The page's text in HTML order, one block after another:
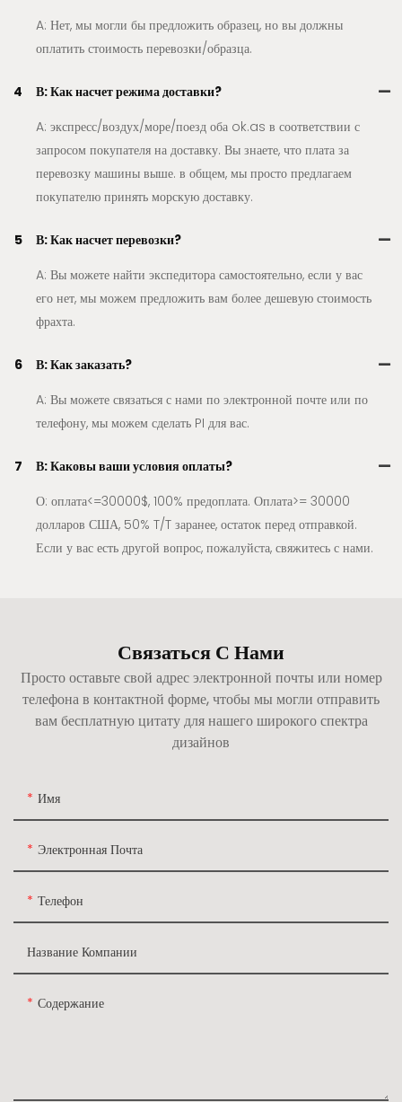
A: Нет, мы могли бы предложить образец, но вы должны
оплатить стоимость перевозки/образца.
4
В: Как насчет режима доставки?
A: экспресс/воздух/море/поезд оба ok.as в соответствии с
запросом покупателя на доставку. Вы знаете, что плата за
перевозку машины выше. в общем, мы просто предлагаем
покупателю принять морскую доставку.
5
В: Как насчет перевозки?
A: Вы можете найти экспедитора самостоятельно, если у вас
его нет, мы можем предложить вам более дешевую стоимость
фрахта.
6
В: Как заказать?
A: Вы можете связаться с нами по электронной почте или по
телефону, мы можем сделать PI для вас.
7
В: Каковы ваши условия оплаты?
О: оплата<=30000$, 100% предоплата. Оплата>= 30000
долларов США, 50% T/T заранее, остаток перед отправкой.
Если у вас есть другой вопрос, пожалуйста, свяжитесь с нами.
Связаться С Нами
Просто оставьте свой адрес электронной почты или номер
телефона в контактной форме, чтобы мы могли отправить
вам бесплатную цитату для нашего широкого спектра
дизайнов
Имя
Электронная Почта
Телефон
Название Компании
Содержание